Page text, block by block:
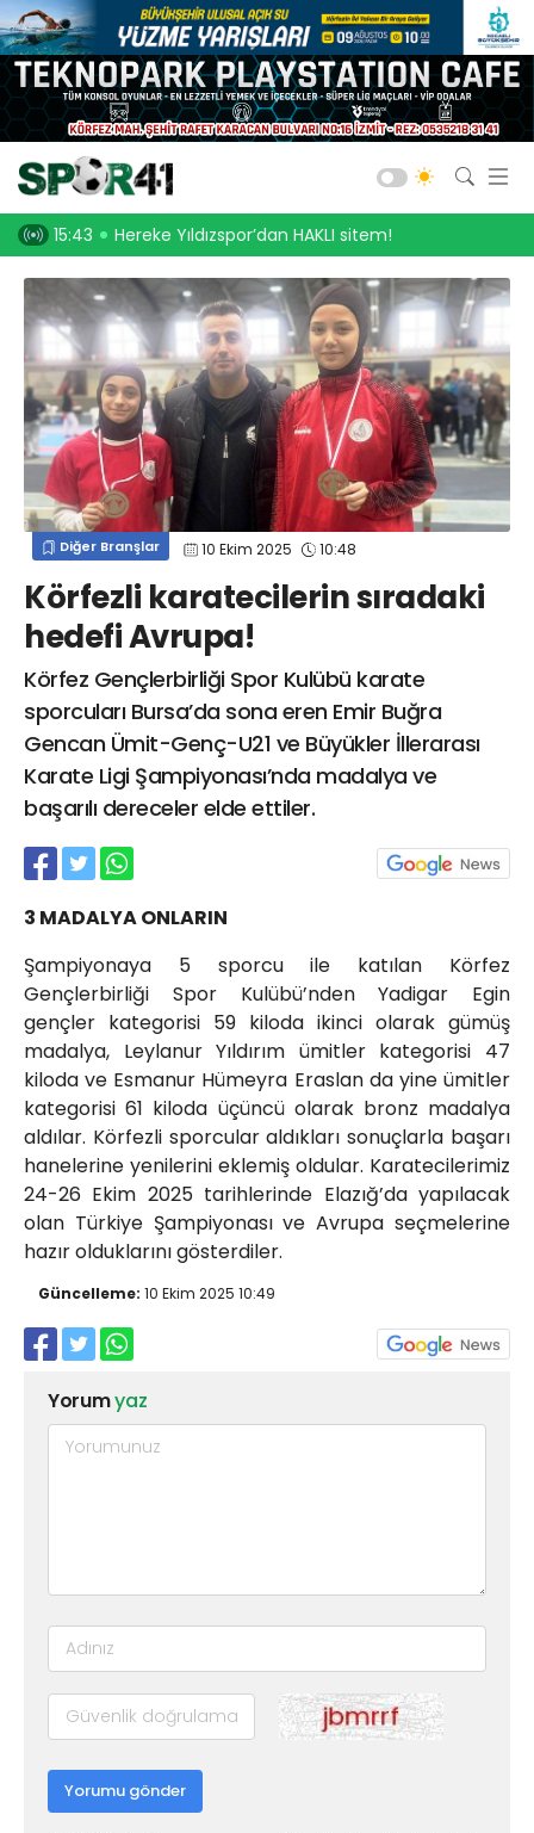
Hereke Yıldızspor’dan HAKLI sitem! 15:31 An itibari ile
Diğer Branşlar 10 Ekim 2025 10:48
Körfezli karatecilerin sıradaki
hedefi Avrupa!
Körfez Gençlerbirliği Spor Kulübü karate
sporcuları Bursa’da sona eren Emir Buğra
Gencan Ümit-Genç-U21 ve Büyükler İllerarası
Karate Ligi Şampiyonası’nda madalya ve
başarılı dereceler elde ettiler.
3 MADALYA ONLARIN
Şampiyonaya 5 sporcu ile katılan Körfez
Gençlerbirliği Spor Kulübü’nden Yadigar Egin
gençler kategorisi 59 kiloda ikinci olarak gümüş
madalya, Leylanur Yıldırım ümitler kategorisi 47
kiloda ve Esmanur Hümeyra Eraslan da yine ümitler
kategorisi 61 kiloda üçüncü olarak bronz madalya
aldılar. Körfezli sporcular aldıkları sonuçlarla başarı
hanelerine yenilerini eklemiş oldular. Karatecilerimiz
24-26 Ekim 2025 tarihlerinde Elazığ’da yapılacak
olan Türkiye Şampiyonası ve Avrupa seçmelerine
hazır olduklarını gösterdiler.
Güncelleme: 10 Ekim 2025 10:49
Yorumyaz
Yorumu gönder
Kocaelispor
Gölcük
Bld. Derince
Darıca GB.
Salon Sporları
Okul Sporları
Web TV Galeri Yazarlar
info@spor41.com